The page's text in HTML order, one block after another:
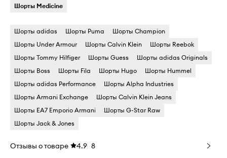
Шорты Medicine
Шорты adidas Шорты Puma
Шорты Champion
Шорты Under Armour
Шорты Calvin Klein
Шорты Reebok
Шорты Tommy Hilfiger
Шорты Guess
Шорты adidas Originals
Шорты Boss
Шорты Fila Шорты Hugo
Шорты Hummel
Шорты adidas Performance
Шорты Alpha Industries
Шорты Armani Exchange
Шорты Calvin Klein Jeans
Шорты EA7 Emporio Armani
Шорты G-Star Raw
Шорты Jack & Jones
Отзывы о товаре 4.9 8